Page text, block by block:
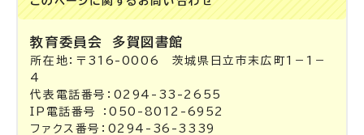
教育委員会 多賀図書館
所在地：〒316-0006 茨城県日立市末広町1－1－
4
代表電話番号：0294-33-2655
IP電話番号 ：050-8012-6952
ファクス番号：0294-36-3339